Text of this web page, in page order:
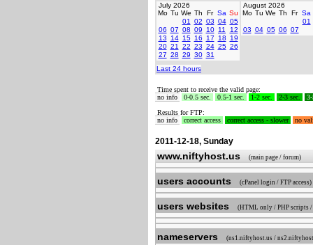
July 2026
Mo Tu We Th Fr Sa Su
01
02 03 04 05
06 07 08 09 10 11
12
13
14 15 16 17 18
19
20 21 22 23 24 25 26
27 28 29 30 31
August 2026
Mo Tu We Th Fr Sa
01
03 04 05 06 07
Last 24 hours
Time spent to receive the valid page:
no info
0-0.5 sec. 0.5-1 sec. 1-2 sec. 2-3 sec. 3-
Results for FTP:
no info
correct access correct access - slower no
2011-12-18, Sunday
www.niftyhost.us (main page / forum)
users accounts (cPanel login / FTP access)
users websites (HTML only / PHP scripts /
nameservers (ns1.niftyhost.us /